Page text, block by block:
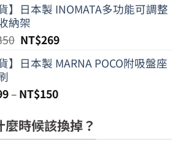
貨】日本製 INOMATA多功能可調整
納架
原
價
NT$350。
NT$269目
價
】日本製 MARNA POCO附吸盤座
– NT$150
時候該換掉？